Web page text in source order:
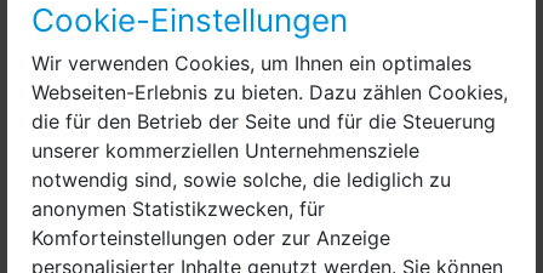
Cookie-Einstellungen
Wir verwenden Cookies, um Ihnen ein optimales
Webseiten-Erlebnis zu bieten. Dazu zählen Cookies,
die für den Betrieb der Seite und für die Steuerung
unserer kommerziellen Unternehmensziele
notwendig sind, sowie solche, die lediglich zu
anonymen Statistikzwecken, für
Komforteinstellungen oder zur Anzeige
personalisierter Inhalte genutzt werden. Sie können
Kinos, Theater, Konzerthäuser, Museen, Jahrmärkte,
Freizeitaktivitäten und ähnliche Einrichtungen.
Gaststätten dürfen zwischen 6 und 18 Uhr weiter
öffnen, müssen aber einen Mindestabstand von 1,5
Metern zwischen den Tischen gewährleisten.
Auch der Sportbetrieb auf und in allen öffentlichen und